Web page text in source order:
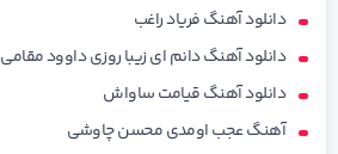
دانلود آهنگ فریاد راغب
دانلود آهنگ دانم ای زیبا روزی داوود مقامی
دانلود آهنگ قیامت ساواش
آهنگ عجب اومدی محسن چاوشی